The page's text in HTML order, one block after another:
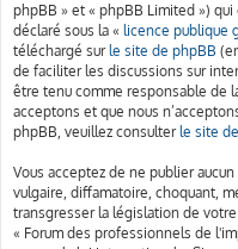
phpBB » et « phpBB Limited »)
déclaré sous la « licence publique
téléchargé surle site de phpBB
de faciliter les discussions sur
être tenu comme responsable de
acceptons et que nous
phpBB, veuillez consulterle site
Vous acceptez de ne publier
vulgaire, diffamatoire, choquant,
transgresser la législation de
« Forum des professionnels de